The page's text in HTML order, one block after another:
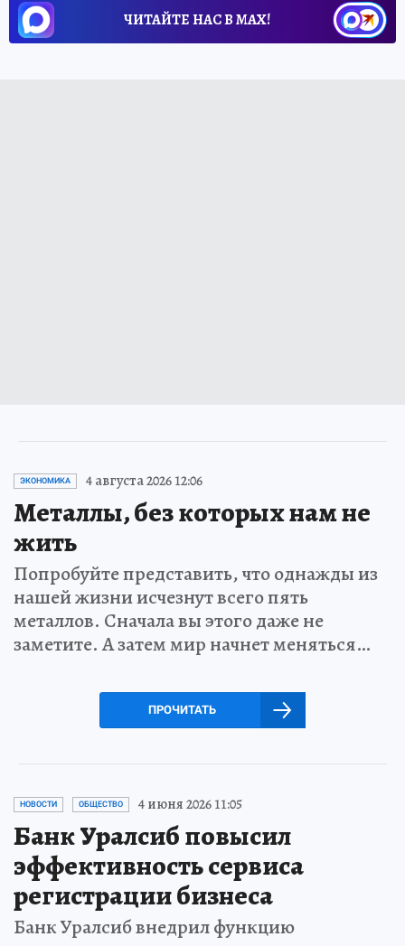
ЧИТАЙТЕ НАС В МАХ!
ЭКОНОМИКА 4 августа 2026 12:06
Металлы, без которых нам не
жить
Попробуйте представить, что однажды из
нашей жизни исчезнут всего пять
металлов. Сначала вы этого даже не
заметите. А затем мир начнет меняться…
ПРОЧИТАТЬ
НОВОСТИ ОБЩЕСТВО 4 июня 2026 11:05
Банк Уралсиб повысил
эффективность сервиса
регистрации бизнеса
Банк Уралсиб внедрил функцию